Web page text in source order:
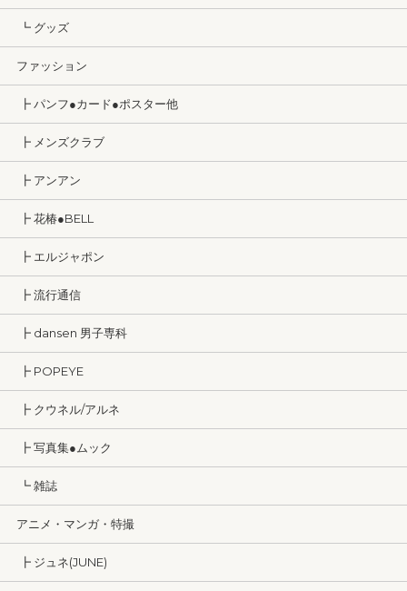
┗ グッズ
ファッション
┣ パンフ●カード●ポスター他
┣ メンズクラブ
┣ アンアン
┣ 花椿●BELL
┣ エルジャポン
┣ 流行通信
┣ dansen 男子専科
┣ POPEYE
┣ クウネル/アルネ
┣ 写真集●ムック
┗ 雑誌
アニメ・マンガ・特撮
┣ ジュネ(JUNE)